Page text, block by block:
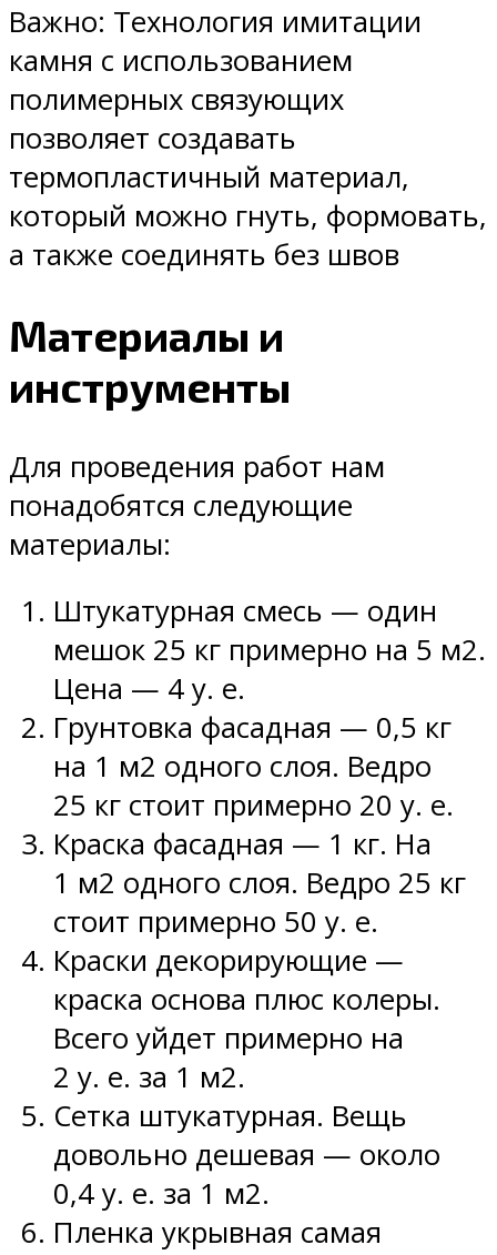
Важно: Технология имитации
камня с использованием
полимерных связующих
позволяет создавать
термопластичный материал,
который можно гнуть, формовать,
а также соединять без швов
Материалы и
инструменты
Для проведения работ нам
понадобятся следующие
материалы:
Штукатурная смесь — один
мешок 25 кг примерно на 5 м2.
Цена — 4 у. е.
Грунтовка фасадная — 0,5 кг
на 1 м2 одного слоя. Ведро
25 кг стоит примерно 20 у. е.
Краска фасадная — 1 кг. На
1 м2 одного слоя. Ведро 25 кг
стоит примерно 50 у. е.
Краски декорирующие —
краска основа плюс колеры.
Всего уйдет примерно на
2 у. е. за 1 м2.
Сетка штукатурная. Вещь
довольно дешевая — около
0,4 у. е. за 1 м2.
Пленка укрывная самая